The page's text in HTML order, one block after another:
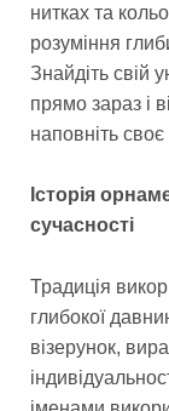
нитках та
розуміння
Знайдіть свій
прямо зараз і
наповніть
Історія
сучасності
Традиція
глибокої
візерунок,